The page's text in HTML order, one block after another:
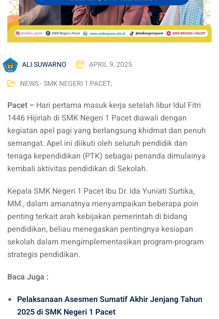
ALI SUWARNO
APRIL 9, 2025
NEWS - SMK NEGERI 1 PACET,
Pacet – Hari pertama masuk kerja setelah libur Idul Fitri
1446 Hijiriah di SMK Negeri 1 Pacet diawali dengan
kegiatan apel pagi yang berlangsung khidmat dan penuh
semangat. Apel ini diikuti oleh seluruh pendidik dan
tenaga kependidikan (PTK) sebagai penanda dimulainya
kembali aktivitas pendidikan di Sekolah.
Kepala SMK Negeri 1 Pacet Ibu Dr. Ida Yuniati Surtika,
MM., dalam amanatnya menyampaikan beberapa poin
penting terkait arah kebijakan pemerintah di bidang
pendidikan, beliau menegaskan pentingnya kesiapan
sekolah dalam mengimplementasikan program-program
strategis pendidikan.
Baca Juga :
Pelaksanaan Asesmen Sumatif Akhir Jenjang Tahun
2025 di SMK Negeri 1 Pacet